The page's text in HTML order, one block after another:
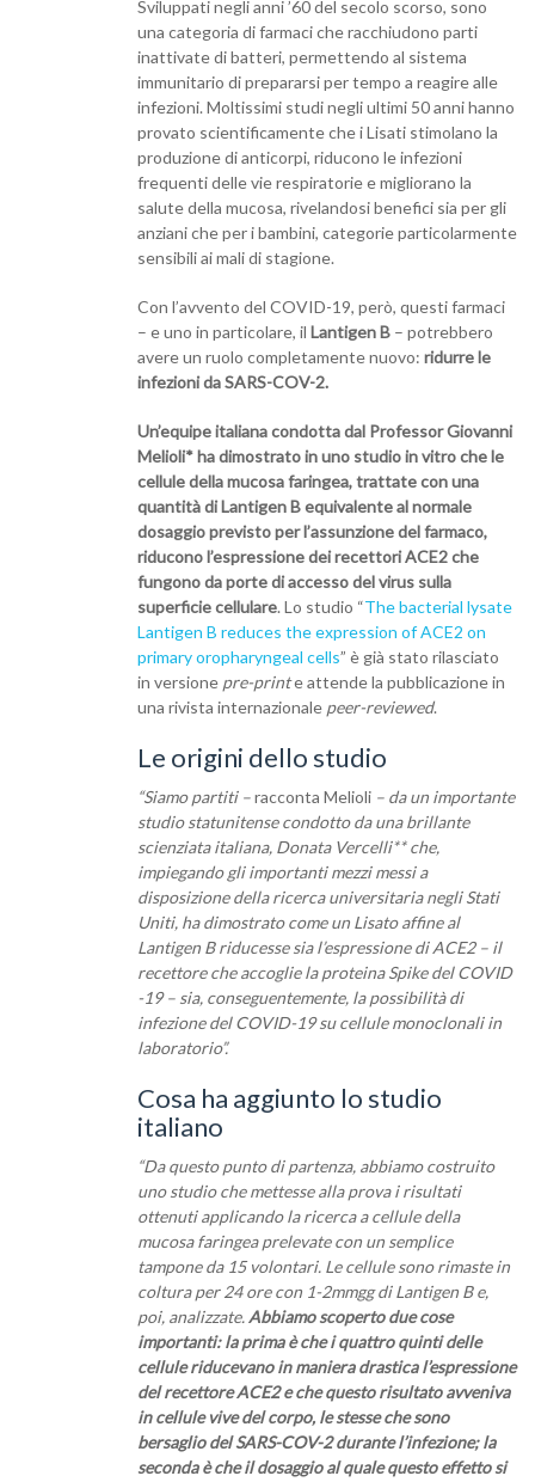
Sviluppati negli anni ’60 del secolo scorso, sono
una categoria di farmaci che racchiudono parti
inattivate di batteri, permettendo al sistema
immunitario di prepararsi per tempo a reagire alle
infezioni. Moltissimi studi negli ultimi 50 anni hanno
provato scientificamente che i Lisati stimolano la
produzione di anticorpi, riducono le infezioni
frequenti delle vie respiratorie e migliorano la
salute della mucosa, rivelandosi benefici sia per gli
anziani che per i bambini, categorie particolarmente
sensibili ai mali di stagione.
Con l’avvento del COVID-19, però, questi farmaci
– e uno in particolare, il Lantigen B – potrebbero
avere un ruolo completamente nuovo: ridurre le
infezioni da SARS-COV-2.
Un’equipe italiana condotta dal Professor Giovanni
Melioli* ha dimostrato in uno studio in vitro che le
cellule della mucosa faringea, trattate con una
quantità di Lantigen B equivalente al normale
dosaggio previsto per l’assunzione del farmaco,
riducono l’espressione dei recettori ACE2 che
fungono da porte di accesso del virus sulla
superficie cellulare. Lo studio “The bacterial lysate
Lantigen B reduces the expression of ACE2 on
primary oropharyngeal cells” è già stato rilasciato
in versione pre-printe attende la pubblicazione in
una rivista internazionale peer-reviewed.
Le origini dello studio
“Siamo partiti –racconta Melioli – da un importante
studio statunitense condotto da una brillante
scienziata italiana, Donata Vercelli** che,
impiegando gli importanti mezzi messi a
disposizione della ricerca universitaria negli Stati
Uniti, ha dimostrato come un Lisato affine al
Lantigen B riducesse sia l’espressione di ACE2 – il
recettore che accoglie la proteina Spike del COVID
-19 – sia, conseguentemente, la possibilità di
infezione del COVID-19 su cellule monoclonali in
laboratorio”.
Cosa ha aggiunto lo studio
italiano
“Da questo punto di partenza, abbiamo costruito
uno studio che mettesse alla prova i risultati
ottenuti applicando la ricerca a cellule della
mucosa faringea prelevate con un semplice
tampone da 15 volontari. Le cellule sono rimaste in
coltura per 24 ore con 1-2mmgg di Lantigen B e,
poi, analizzate.Abbiamo scoperto due cose
importanti: la prima è che i quattro quinti delle
cellule riducevano in maniera drastica l’espressione
del recettore ACE2 e che questo risultato avveniva
in cellule vive del corpo, le stesse che sono
bersaglio del SARS-COV-2 durante l’infezione; la
seconda è che il dosaggio al quale questo effetto si